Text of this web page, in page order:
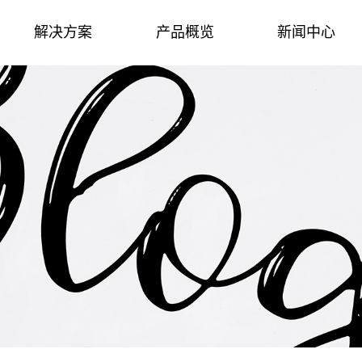
新闻中心
产品概览
解决方案